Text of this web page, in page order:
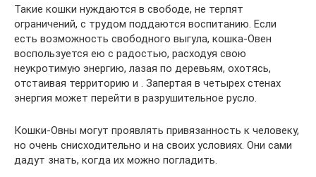
Такие кошки нуждаются в свободе, не терпят
ограничений, с трудом поддаются воспитанию. Если
есть возможность свободного выгула, кошка-Овен
воспользуется ею с радостью, расходуя свою
неукротимую энергию, лазая по деревьям, охотясь,
отстаивая территорию и . Запертая в четырех стенах
энергия может перейти в разрушительное русло.
Кошки-Овны могут проявлять привязанность к человеку,
но очень снисходительно и на своих условиях. Они сами
дадут знать, когда их можно погладить.